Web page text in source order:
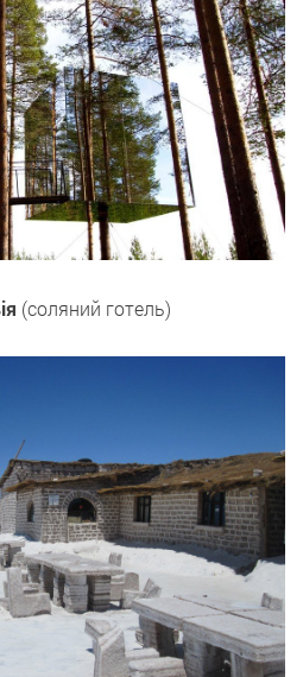
(соляний готель)